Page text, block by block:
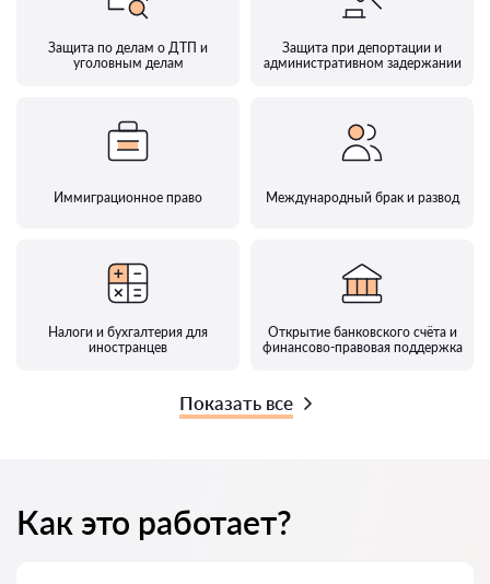
Защита по делам о ДТП и
уголовным делам
Защита при депортации и
административном задержании
Иммиграционное право Международный брак и развод
Налоги и бухгалтерия для
иностранцев
Открытие банковского счёта и
финансово-правовая поддержка
Показать все
Как это работает?